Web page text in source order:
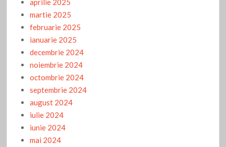
aprilie 2025
martie 2025
februarie 2025
ianuarie 2025
decembrie 2024
noiembrie 2024
octombrie 2024
septembrie 2024
august 2024
iulie 2024
iunie 2024
mai 2024